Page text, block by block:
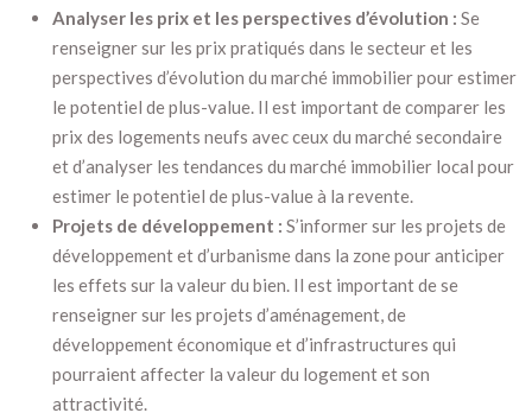
Analyser les prix et les perspectives d’évolution : Se
renseigner sur les prix pratiqués dans le secteur et les
perspectives d’évolution du marché immobilier pour estimer
le potentiel de plus-value. Il est important de comparer les
prix des logements neufs avec ceux du marché secondaire
et d’analyser les tendances du marché immobilier local pour
estimer le potentiel de plus-value à la revente.
Projets de développement : S’informer sur les projets de
développement et d’urbanisme dans la zone pour anticiper
les effets sur la valeur du bien. Il est important de se
renseigner sur les projets d’aménagement, de
développement économique et d’infrastructures qui
pourraient affecter la valeur du logement et son
attractivité.